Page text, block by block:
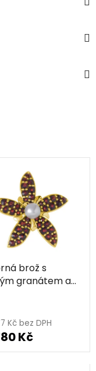
brož s
granátem a
Kč bez DPH
Kč